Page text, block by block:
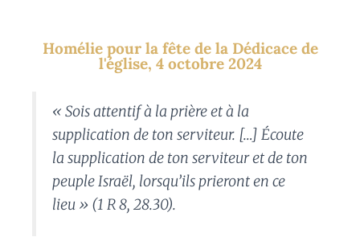
Homélie pour la fête de la Dédicace de
l'église, 4 octobre 2024
« Sois attentif à la prière et à la
supplication de ton serviteur. […] Écoute
la supplication de ton serviteur et de ton
peuple Israël, lorsqu’ils prieront en ce
lieu » (1 R 8, 28.30).